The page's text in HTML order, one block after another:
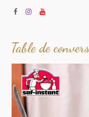
Table de